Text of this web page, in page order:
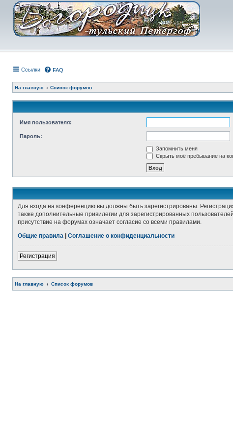
Ссылки FAQ
На главную Список форумов
Имя пользователя:
Пароль:
Запомнить меня
Скрыть моё пребывание на
Для входа на конференцию вы должны быть зарегистрированы.
также дополнительные привилегии для зарегистрированных
присутствие на форумах означает согласие со всеми правилами.
Общие правила
Соглашение о конфиденциальности
Регистрация
На главную Список форумов